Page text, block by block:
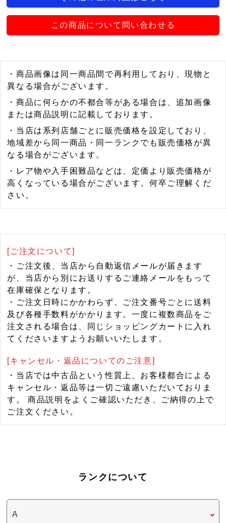
この商品について問い合わせる
・商品画像は同一商品間で再利用しており、現物と
異なる場合がございます。
・商品に何らかの不都合等がある場合は、追加画像
または商品説明に記載しております。
・当店は系列店舗ごとに販売価格を設定しており、
地域差から同一商品・同一ランクでも販売価格が異
なる場合がございます。
・レア物や入手困難品などは、定価より販売価格が
高くなっている場合がございます。何卒ご理解くだ
さい。
[ご注文について]
・ご注文後、当店から自動返信メールが届きます
が、当店から別にお送りするご連絡メールをもって
在庫確保となります。
・ご注文日時にかかわらず、ご注文番号ごとに送料
及び各種手数料がかかります。一度に複数商品をご
注文される場合は、同じショッピングカートに入れ
てくださいますようお願いいたします。
[キャンセル・返品についてのご注意]
・当店では中古品という性質上、お客様都合による
キャンセル・返品等は一切ご遠慮いただいておりま
す。 商品説明をよくご確認いただき、ご納得の上で
ご注文ください。
ランクについて